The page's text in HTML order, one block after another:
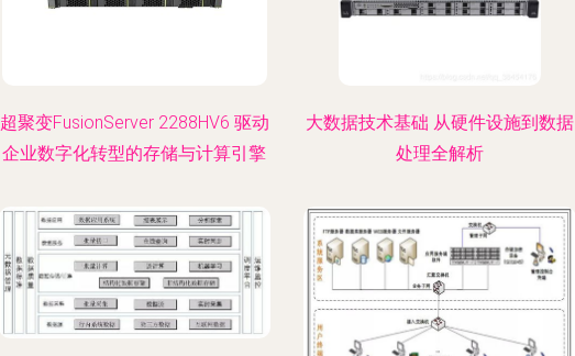
超聚变FusionServer 2288HV6 驱动
企业数字化转型的存储与计算引擎
大数据技术基础 从硬件设施到数据
处理全解析